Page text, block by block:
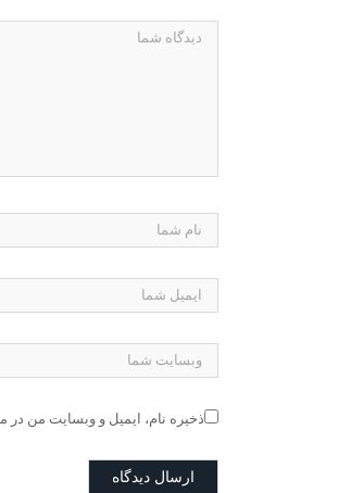
ذخیره نام، ایمیل و وبسایت من در